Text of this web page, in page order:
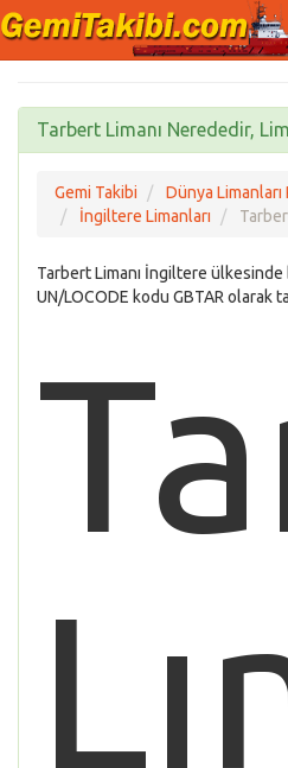
Tarbert Limanı Nerededir,
Gemi Takibi
Dünya Limanları
İngiltere Limanları
Tarbert Limanı İngiltere
UN/LOCODE kodu GBTAR olarak